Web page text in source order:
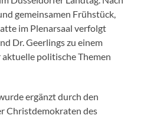
gemeinsamen Frühstück,
im Plenarsaal verfolgt
Dr. Geerlings zu einem
politische Themen
ergänzt durch den
Christdemokraten des